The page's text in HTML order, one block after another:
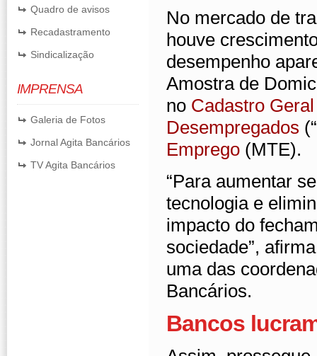
Quadro de avisos
Recadastramento
Sindicalização
IMPRENSA
Galeria de Fotos
Jornal Agita Bancários
TV Agita Bancários
No mercado de
houve
desempenho
Amostra de
no Cadastro
Desempregados
Emprego (MTE).
“Para aumentar
tecnologia e
impacto do
sociedade”,
uma das
Bancários.
Bancos